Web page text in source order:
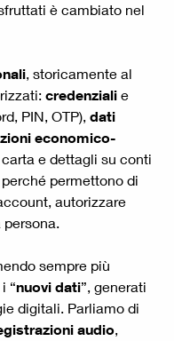
è cambiato nel
, storicamente al
credenziali e
PIN, OTP), dati
economico-
e dettagli su conti
perché permettono di
autorizzare
persona.
sempre più
“nuovi dati”, generati
digitali. Parliamo di
audio,